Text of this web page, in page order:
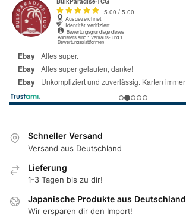
Schneller Versand
Versand aus Deutschland
Lieferung
1-3 Tagen bis zu dir!
Japanische Produkte aus Deutschland
Wir ersparen dir den Import!